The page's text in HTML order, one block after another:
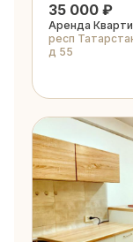
35 000 ₽
Аренда
респ
д 55